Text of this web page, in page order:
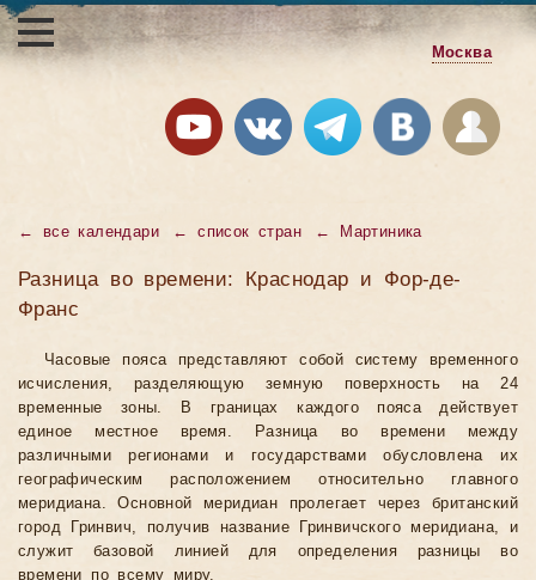
Москва
← все календари ←список стран ← Мартиника
Разница во времени: Краснодар и Фор-де-
Франс
Часовые пояса представляют собой систему временного
исчисления, разделяющую земную поверхность на 24
временные зоны. В границах каждого пояса действует
единое местное время. Разница во времени между
различными регионами и государствами обусловлена их
географическим расположением относительно главного
меридиана. Основной меридиан пролегает через британский
город Гринвич, получив название Гринвичского меридиана, и
служит базовой линией для определения разницы во
времени по всему миру.